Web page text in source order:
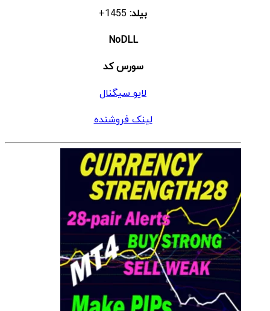
بیلد:
NoDLL
سورس کد
لایو سیگنال
لینک فروشنده